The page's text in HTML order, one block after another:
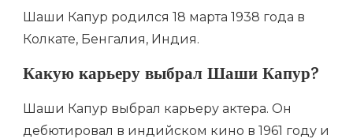
Шаши Капур родился 18 марта 1938 года в
Колкате, Бенгалия, Индия.
Какую карьеру выбрал Шаши Капур?
Шаши Капур выбрал карьеру актера. Он
дебютировал в индийском кино в 1961 году и